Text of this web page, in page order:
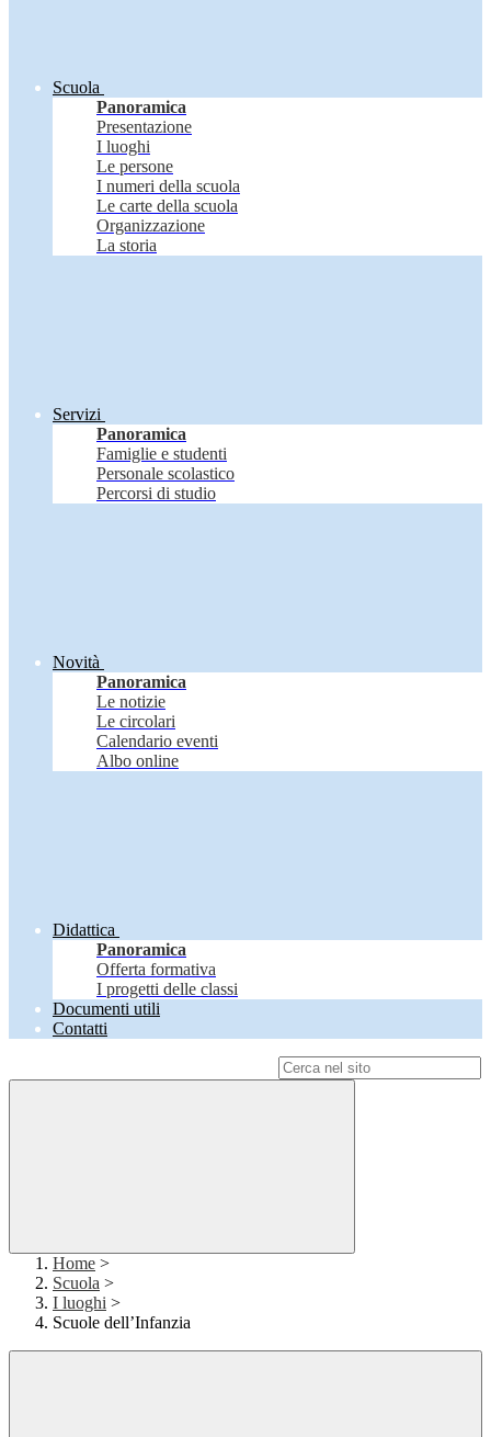
Scuola
Panoramica
Presentazione
I luoghi
Le persone
I numeri della scuola
Le carte della scuola
Organizzazione
La storia
Servizi
Panoramica
Famiglie e studenti
Personale scolastico
Percorsi di studio
Novità
Panoramica
Le notizie
Le circolari
Calendario eventi
Albo online
Didattica
Panoramica
Offerta formativa
I progetti delle classi
Documenti utili
Contatti
Home >
Scuola >
I luoghi >
Scuole dell’Infanzia